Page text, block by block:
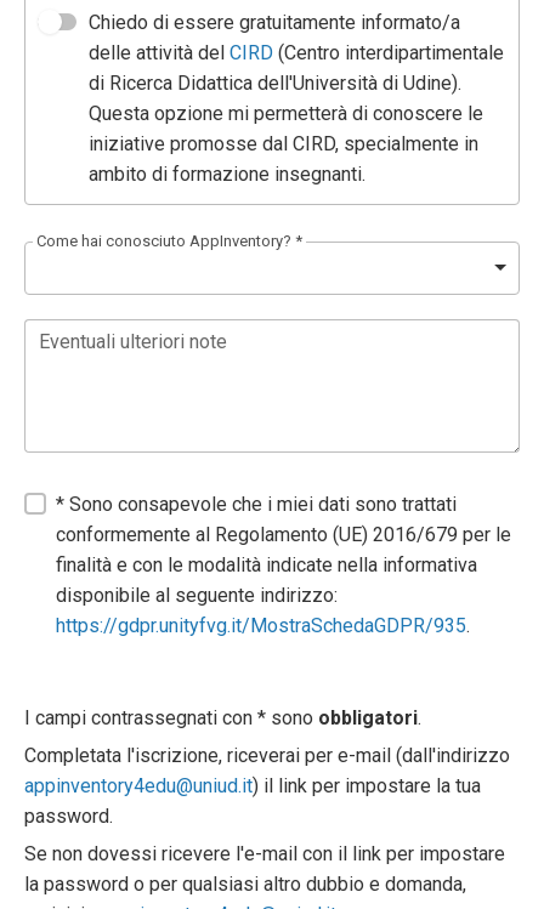
Chiedo di essere gratuitamente informato/a
delle attività delCIRD (Centro interdipartimentale
di Ricerca Didattica dell'Università di Udine).
Questa opzione mi permetterà di conoscere le
iniziative promosse dal CIRD, specialmente in
ambito di formazione insegnanti.
Come hai conosciuto AppInventory? *
Eventuali ulteriori note
* Sono consapevole che i miei dati sono trattati
conformemente al Regolamento (UE) 2016/679 per le
finalità e con le modalità indicate nella informativa
disponibile al seguente indirizzo:
https://gdpr.unityfvg.it/MostraSchedaGDPR/935.
I campi contrassegnati con * sono obbligatori.
Completata l'iscrizione, riceverai per e-mail (dall'indirizzo
appinventory4edu@uniud.it) il link per impostare la tua
password.
Se non dovessi ricevere l'e-mail con il link per impostare
la password o per qualsiasi altro dubbio e domanda,